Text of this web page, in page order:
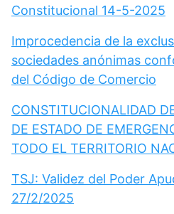
Constitucional 14-5-2025
Improcedencia de la
sociedades anónimas
del Código de Comercio
CONSTITUCIONALIDAD
DE ESTADO DE
TODO EL TERRITORIO
TSJ: Validez del Poder
27/2/2025